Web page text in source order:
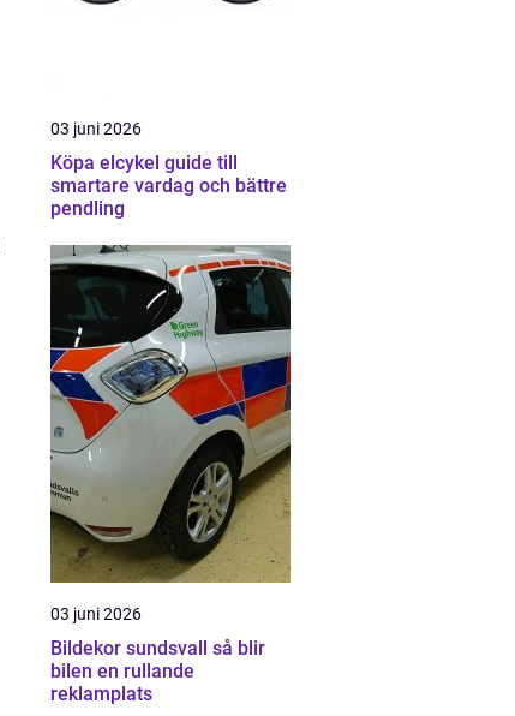
03 juni 2026
Köpa elcykel guide till
smartare vardag och bättre
pendling
03 juni 2026
Bildekor sundsvall så blir
bilen en rullande
reklamplats